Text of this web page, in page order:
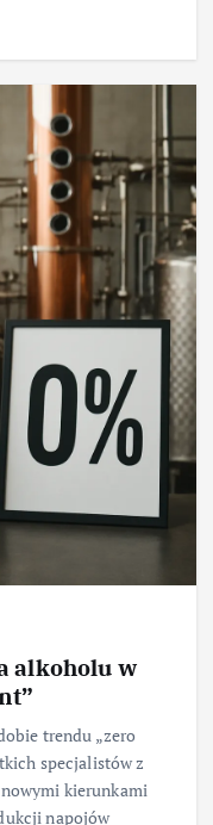
alkoholu w
trendu „zero
specjalistów z
kierunkami
napojów